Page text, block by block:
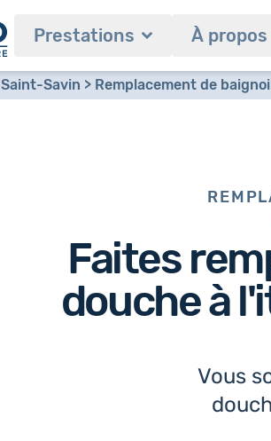
Prestations À propos
Saint-Savin Remplacement de
Faites
douche à
Vous